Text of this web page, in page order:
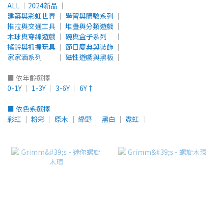
ALL │ 2024新品 │
建築與彩虹世界 │ 學習與體驗系列 │
推拉與交通工具 │ 堆疊與分類遊戲 │
木球與穿線遊戲 │ 碗與盒子系列
│
搖鈴與抓握玩具 │ 節日慶典與裝飾 │
家家酒系列 │ 磁性遊戲與黑板 │
■ 依年齡選擇
0-1Y │ 1-3Y │ 3-6Y │ 6Y↑
■ 依色系選擇
彩虹 │ 粉彩 │ 原木 │ 綠野 │ 黑白 │ 霓虹 │